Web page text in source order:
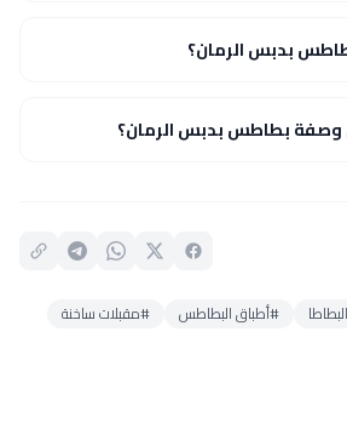
بدبس الرمان؟
بطاطس بدبس الرمان؟
#أطباق البطاطس
#مقبلات ساخنة